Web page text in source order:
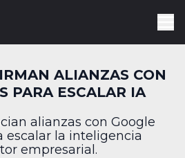
ALIANZAS CON
PARA ESCALAR IA
alianzas con Google
escalar la inteligencia
empresarial.